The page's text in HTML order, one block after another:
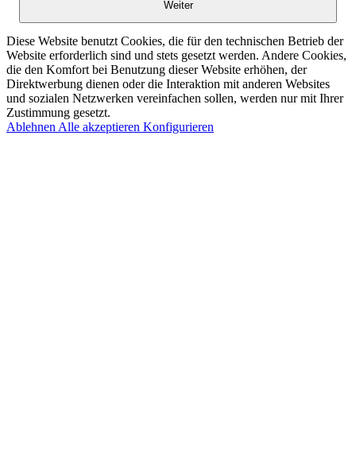
Weiter
Diese Website benutzt Cookies, die für den technischen Betrieb der
Website erforderlich sind und stets gesetzt werden. Andere Cookies,
die den Komfort bei Benutzung dieser Website erhöhen, der
Direktwerbung dienen oder die Interaktion mit anderen Websites
und sozialen Netzwerken vereinfachen sollen, werden nur mit Ihrer
Zustimmung gesetzt.
Ablehnen Alle akzeptieren Konfigurieren